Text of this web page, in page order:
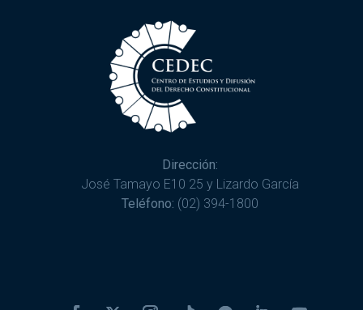
Dirección:
José Tamayo E10 25 y Lizardo García
Teléfono: (02) 394-1800